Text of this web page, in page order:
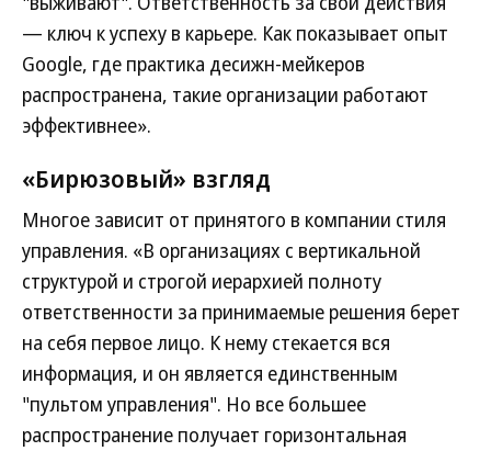
— ключ к успеху в карьере. Как показывает опыт
Google, где практика десижн-мейкеров
распространена, такие организации работают
эффективнее».
«Бирюзовый» взгляд
Многое зависит от принятого в компании стиля
управления. «В организациях с вертикальной
структурой и строгой иерархией полноту
ответственности за принимаемые решения берет
на себя первое лицо. К нему стекается вся
информация, и он является единственным
"пультом управления". Но все большее
распространение получает горизонтальная